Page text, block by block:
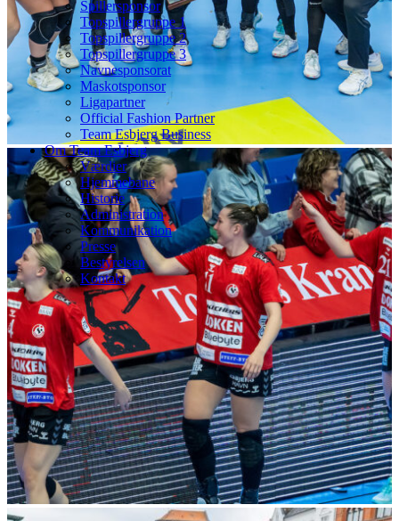
Spillersponsor
Topspillergruppe 1
Topspillergruppe 2
Topspillergruppe 3
Navnesponsorat
Maskotsponsor
Ligapartner
Official Fashion Partner
Team Esbjerg Business
Om Team Esbjerg
Værdier
Hjemmebane
Historie
Administration
Kommunikation
Presse
Bestyrelsen
Kontakt